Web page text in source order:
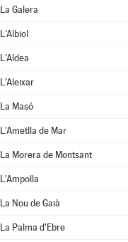
La Galera
L'Albiol
L'Aldea
L'Aleixar
La Masó
L'Ametlla de Mar
La Morera de Montsant
L'Ampolla
La Nou de Gaià
La Palma d'Ebre